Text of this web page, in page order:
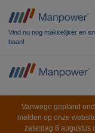
Vind nu nog makkelijker en
baan!
Vanwege gepland
melden op onze
zaterdag 8 augustus